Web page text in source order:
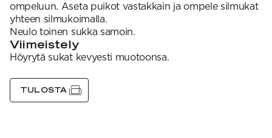
ompeluun. Aseta puikot vastakkain ja ompele silmukat
yhteen silmukoimalla.
Neulo toinen sukka samoin.
Viimeistely
Höyrytä sukat kevyesti muotoonsa.
TULOSTA